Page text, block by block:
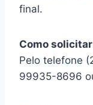
final.
Como
Pelo telefone
99935-8696